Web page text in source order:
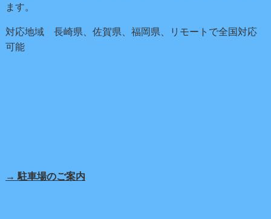
ます。
対応地域 長崎県、佐賀県、福岡県、リモートで全国対応
可能
→ 駐車場のご案内